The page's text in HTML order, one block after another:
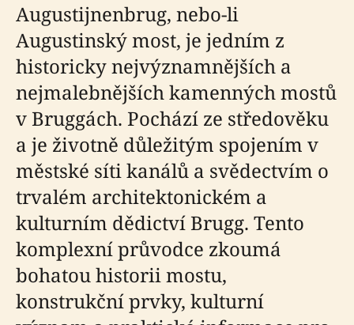
Augustijnenbrug, nebo-li
Augustinský most, je jedním z
historicky nejvýznamnějších a
nejmalebnějších kamenných mostů
v Bruggách. Pochází ze středověku
a je životně důležitým spojením v
městské síti kanálů a svědectvím o
trvalém architektonickém a
kulturním dědictví Brugg. Tento
komplexní průvodce zkoumá
bohatou historii mostu,
konstrukční prvky, kulturní